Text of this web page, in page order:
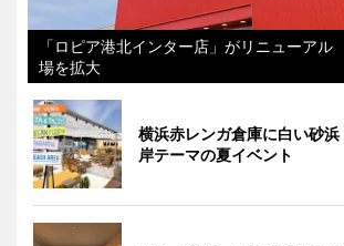
「ロピア港北インター店」がリニューア
場を拡大
横浜赤レンガ倉庫に白い砂
岸テーマの夏イベント